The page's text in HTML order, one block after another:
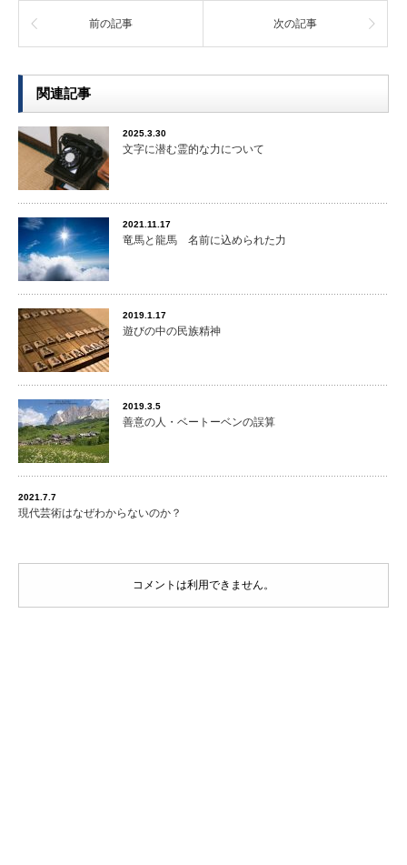
前の記事 次の記事
関連記事
2025.3.30
文字に潜む霊的な力について
2021.11.17
竜馬と龍馬 名前に込められた力
2019.1.17
遊びの中の民族精神
2019.3.5
善意の人・ベートーベンの誤算
2021.7.7
現代芸術はなぜわからないのか？
コメントは利用できません。